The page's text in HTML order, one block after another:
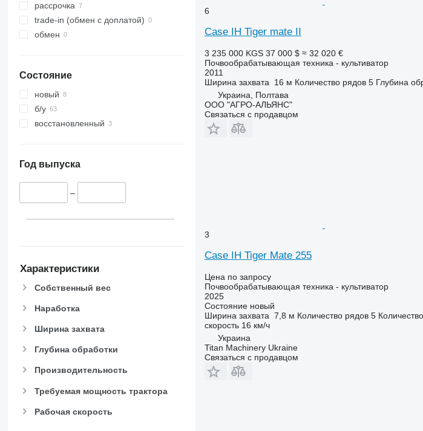
рассрочка
trade-in (обмен с доплатой)
обмен
Состояние
новый
б/у
восстановленный
Год выпуска
–
Характеристики
Собственный вес
Наработка
Ширина захвата
Глубина обработки
Производительность
Требуемая мощность трактора
Рабочая скорость
6
Case IH Tiger mate II
3 235 000 KGS 37 000 $ ≈ 32 020 €
Почвообрабатывающая техника - культиватор
2011
Ширина захвата
16 м Количество рядов 5 Глубина
Украина, Полтава
ООО "АГРО-АЛЬЯНС"
Связаться с продавцом
3
Case IH Tiger Mate 255
Цена по запросу
Почвообрабатывающая техника - культиватор
2025
Состояниеновый
Ширина захвата 7,8 м Количество рядов 5
скорость 16 км/ч
Украина
Titan Machinery Ukraine
Связаться с продавцом